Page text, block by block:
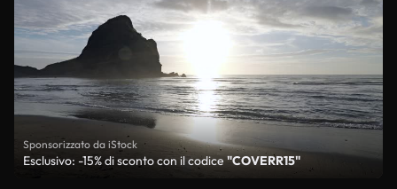
Sponsorizzato da iStock
Esclusivo: -15% di sconto con il codice "COVERR15"